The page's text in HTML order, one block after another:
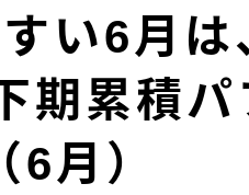
い6月
期累積
月）